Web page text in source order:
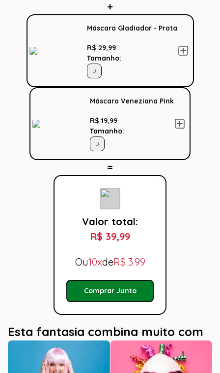
Máscara Gladiador - Prata
R$ 29,99
Tamanho:
U
Máscara Veneziana Pink
R$ 19,99
Tamanho:
U
Valor total:
R$ 39,99
Ou10xdeR$ 3.99
Comprar Junto
Esta fantasia combina muito com